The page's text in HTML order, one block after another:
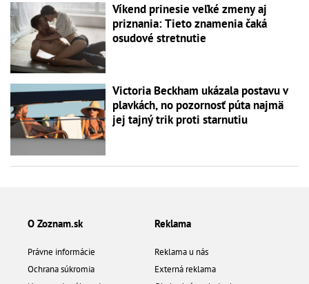
Víkend prinesie veľké zmeny aj
priznania: Tieto znamenia čaká
osudové stretnutie
Victoria Beckham ukázala postavu v
plavkách, no pozornosť púta najmä
jej tajný trik proti starnutiu
O Zoznam.sk
Právne informácie
Ochrana súkromia
Reklama
Reklama u nás
Externá reklama